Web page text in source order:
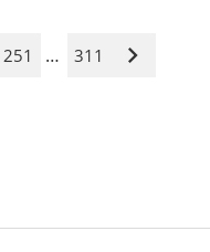
251 … 311
Nächste